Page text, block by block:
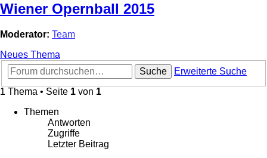
Wiener Opernball 2015
Moderator: Team
Neues Thema
Suche
Erweiterte Suche
1 Thema • Seite 1 von 1
Themen
Antworten
Zugriffe
Letzter Beitrag